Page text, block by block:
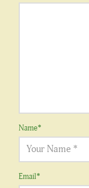
Name*
Email*